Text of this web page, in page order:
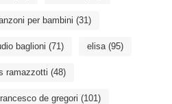
per bambini (31)
baglioni (71) elisa(95)
ramazzotti (48)
de gregori (101)